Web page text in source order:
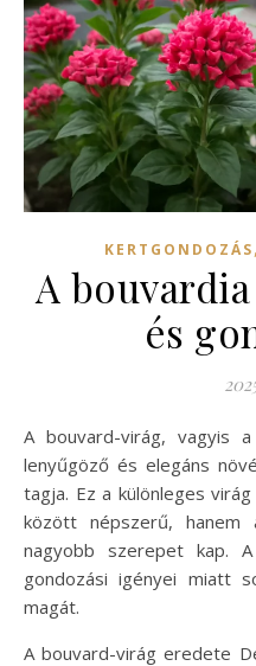
KERTGONDOZÁS,
A
és
A bouvard-virág, vagyis a Bouvardia x domestica egy
lenyűgöző és elegáns
tagja. Ez a különleges
között népszerű,
nagyobb szerepet kap.
gondozási igényei miatt
magát.
A bouvard-virág eredete